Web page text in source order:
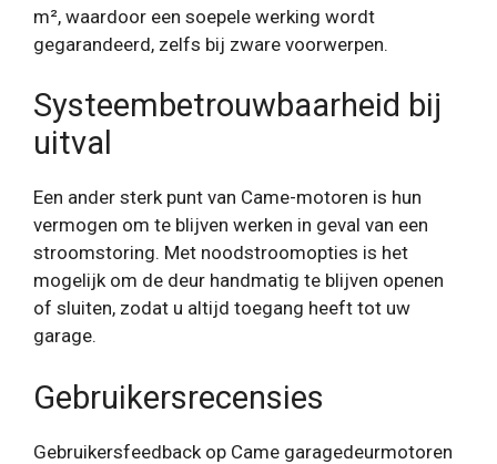
m², waardoor een soepele werking wordt
gegarandeerd, zelfs bij zware voorwerpen.
Systeembetrouwbaarheid bij
uitval
Een ander sterk punt van Came-motoren is hun
vermogen om te blijven werken in geval van een
stroomstoring. Met noodstroomopties is het
mogelijk om de deur handmatig te blijven openen
of sluiten, zodat u altijd toegang heeft tot uw
garage.
Gebruikersrecensies
Gebruikersfeedback op Came garagedeurmotoren